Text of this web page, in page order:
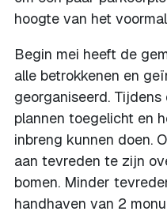
hoogte van het
Begin mei heeft de
alle betrokkenen en
georganiseerd.
plannen toegelicht en
inbreng kunnen doen.
aan tevreden te zijn
bomen. Minder
handhaven van 2